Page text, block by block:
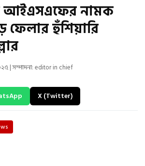
আইএসএফের নামক
হুঁশিয়ারি
| সম্পাদনা: editor in chief
X (Twitter)